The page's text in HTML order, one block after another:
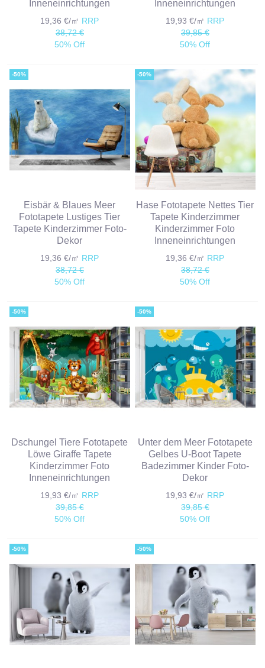
Inneneinrichtungen
19,36 €/㎡ RRP
38,72 €
50% Off
Inneneinrichtungen
19,93 €/㎡ RRP
39,85 €
50% Off
-50%
Eisbär & Blaues Meer
Fototapete Lustiges Tier
Tapete Kinderzimmer Foto-
Dekor
19,36 €/㎡ RRP
38,72 €
50% Off
-50%
Hase Fototapete Nettes Tier
Tapete Kinderzimmer
Kinderzimmer Foto
Inneneinrichtungen
19,36 €/㎡ RRP
38,72 €
50% Off
-50%
Dschungel Tiere Fototapete
Löwe Giraffe Tapete
Kinderzimmer Foto
Inneneinrichtungen
19,93 €/㎡ RRP
39,85 €
50% Off
-50%
Unter dem Meer Fototapete
Gelbes U-Boot Tapete
Badezimmer Kinder Foto-
Dekor
19,93 €/㎡ RRP
39,85 €
50% Off
-50% -50%